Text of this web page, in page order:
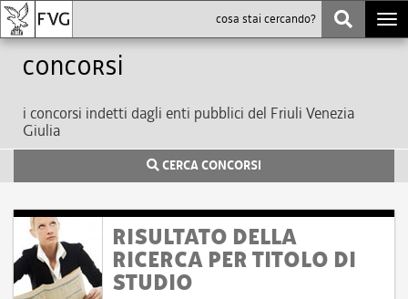
Concorsi
i concorsi indetti dagli enti pubblici del Friuli Venezia
Giulia
CERCA CONCORSI
RISULTATO DELLA
RICERCA PER TITOLO DI
STUDIO